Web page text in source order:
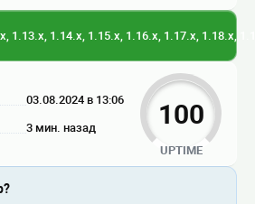
1.13.x, 1.14.x, 1.15.x, 1.16.x, 1.17.x, 1.18.x,
03.08.2024 в 13:06
3 мин. назад 100
UPTIME